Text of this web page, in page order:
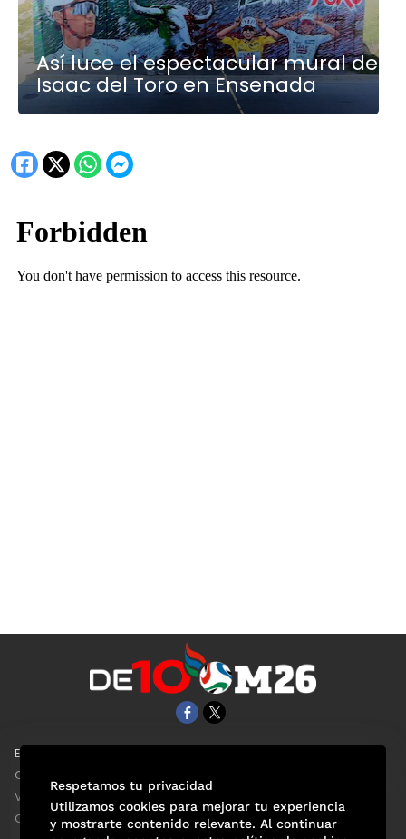
Así luce el espectacular mural de
Isaac del Toro en Ensenada
EL UNIVERSAL
Clase
ViveUSA
Confabulario
Respetamos tu privacidad
Utilizamos cookies para mejorar tu experiencia
y mostrarte contenido relevante. Al continuar